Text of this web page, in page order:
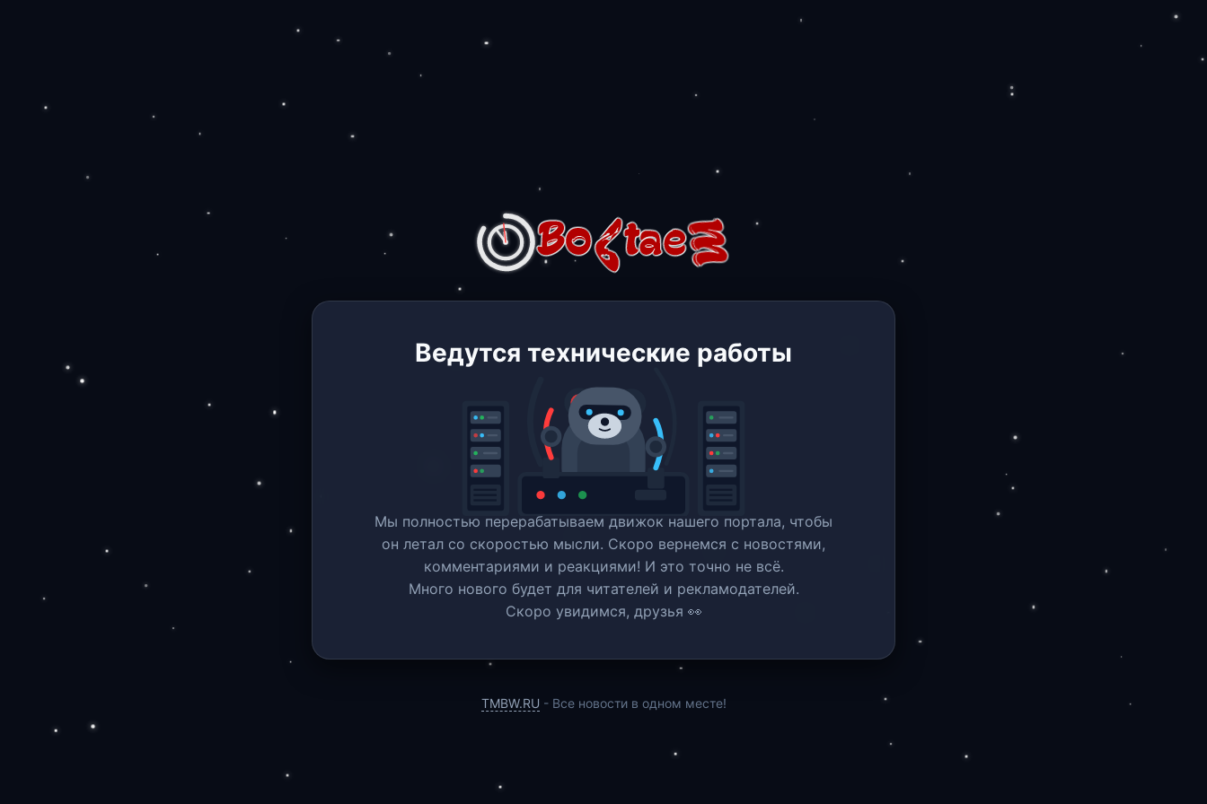
Ведутся технические работы
Мы полностью перерабатываем движок нашего портала, чтобы
он летал со скоростью мысли. Скоро вернемся c новостями,
комментариями и реакциями! И это точно не всё.
Много нового будет для читателей и рекламодателей.
Скоро увидимся, друзья 👀
TMBW.RU - Все новости в одном месте!